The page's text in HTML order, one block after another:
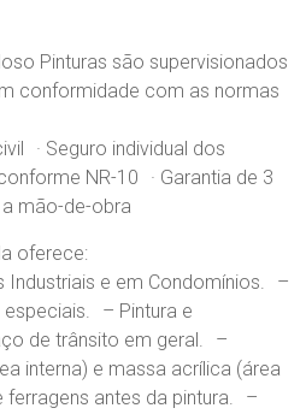
Pinturas são supervisionados
conformidade com as normas
· Seguro individual dos
NR-10 · Garantia de 3
mão-de-obra
oferece:
Industriais e em Condomínios. –
– Pintura e
de trânsito em geral. –
interna) e massa acrílica (área
antes da pintura. –